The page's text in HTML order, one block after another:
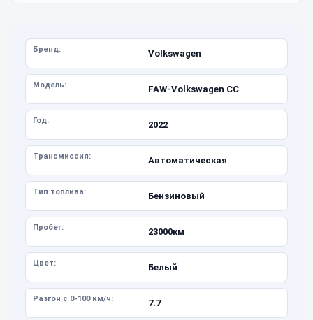
Бренд: Volkswagen
Модель: FAW-Volkswagen CC
Год: 2022
Трансмиссия: Автоматическая
Тип топлива: Бензиновый
Пробег: 23000км
Цвет: Белый
Разгон с 0-100 км/ч: 7.7